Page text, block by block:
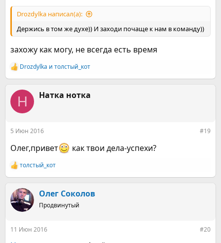
Drozdylka написал(а):
Держись в том же духе)) И заходи почаще к нам в команду))
захожу как могу, не всегда есть время
Р
е
к
ц
и
Drozdylka и толстый_кот
Н Натка нотка
5 Июн 2016 #19
Олег,привет как твои дела-успехи?
Р
е
к
ц
и
толстый_кот
Олег Соколов
Продвинутый
11 Июн 2016 #20